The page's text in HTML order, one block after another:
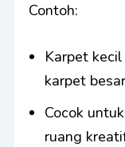
Contoh:
Karpet
karpet
Cocok
ruang